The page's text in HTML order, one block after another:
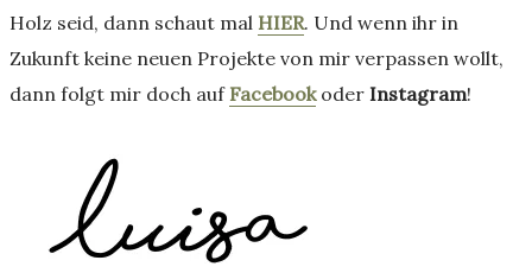
Holz seid, dann schaut mal HIER. Und wenn ihr in
Zukunft keine neuen Projekte von mir verpassen wollt,
dann folgt mir doch auf Facebookoder Instagram!